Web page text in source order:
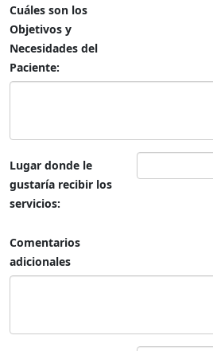
Cuáles son los
Objetivos y
Necesidades del
Paciente:
Lugar donde le
gustaría recibir los
servicios:
Comentarios
adicionales